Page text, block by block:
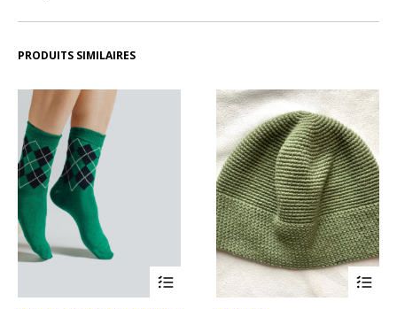
PRODUITS SIMILAIRES